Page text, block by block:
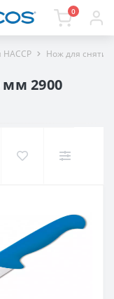
0
Нож для
2900
Доставка и